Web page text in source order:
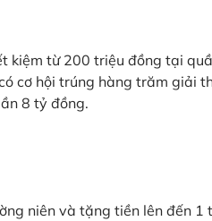
từ 200 triệu đồng tại
cơ hội trúng hàng trăm giải
8 tỷ đồng.
niên và tặng tiền lên đến 1